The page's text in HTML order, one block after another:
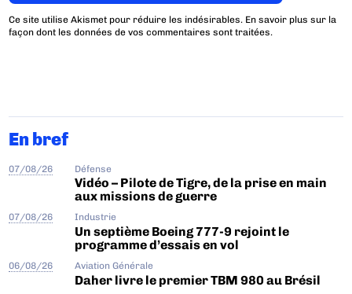
Ce site utilise Akismet pour réduire les indésirables. En savoir plus sur la
façon dont les données de vos commentaires sont traitées.
En bref
07/08/26 Défense
Vidéo – Pilote de Tigre, de la prise en main
aux missions de guerre
07/08/26 Industrie
Un septième Boeing 777-9 rejoint le
programme d’essais en vol
06/08/26 Aviation Générale
Daher livre le premier TBM 980 au Brésil